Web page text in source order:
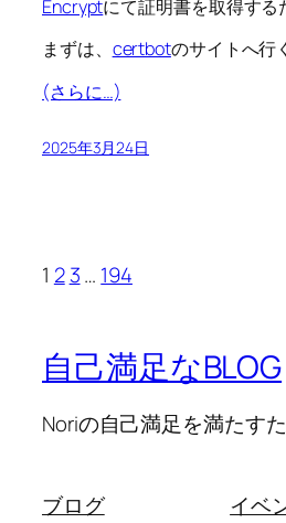
Encryptにて証明書を取得する
まずは、 certbotのサイトへ行
(さらに…)
2025年3月24日
1 2 3… 194
自己満足なBLOG
Noriの自己満足を満たす
ブログ
イベ